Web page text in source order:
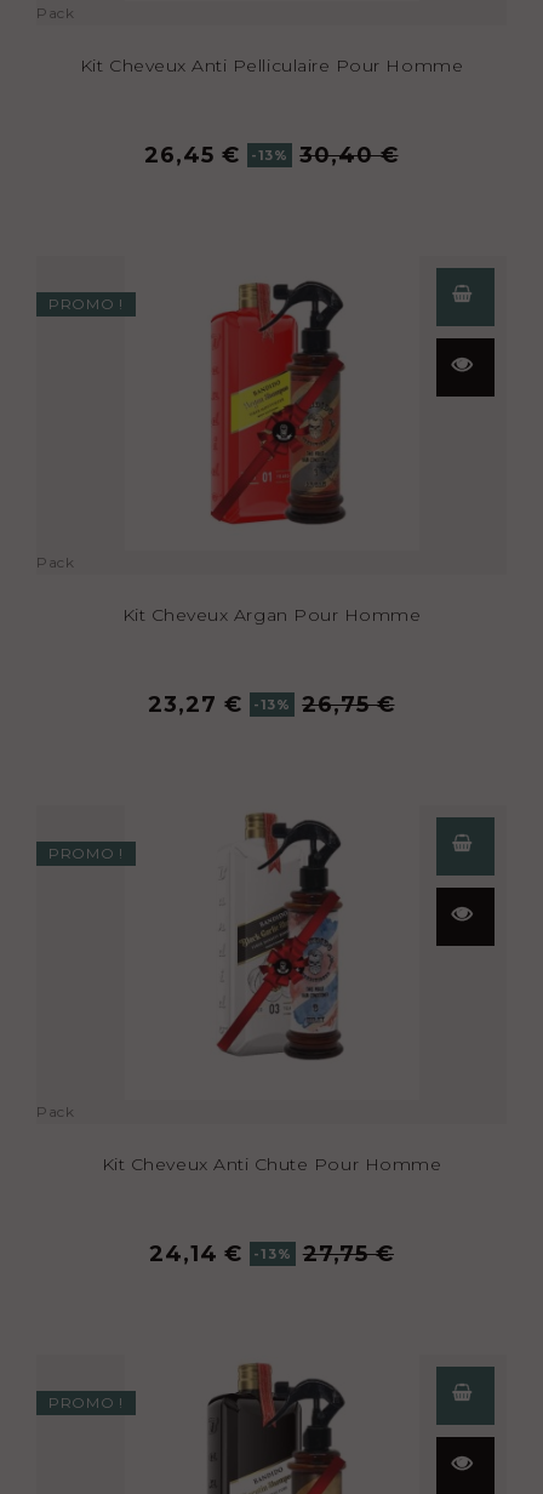
Pack
Kit Cheveux Anti Pelliculaire Pour Homme
26,45 € -13% 30,40 €
PROMO !
Pack
Kit Cheveux Argan Pour Homme
23,27 € -13% 26,75 €
PROMO !
Pack
Kit Cheveux Anti Chute Pour Homme
24,14 € -13% 27,75 €
PROMO !